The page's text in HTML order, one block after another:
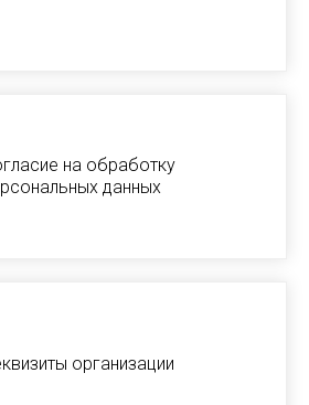
на обработку
данных
организации